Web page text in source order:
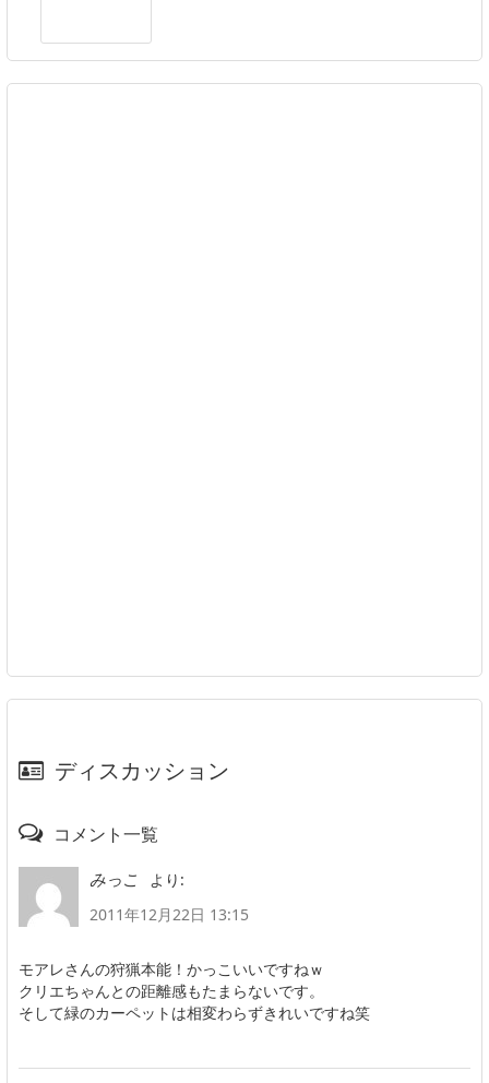
ディスカッション
コメント一覧
みっこ
より:
2011年12月22日 13:15
モアレさんの狩猟本能！かっこいいですねｗ
クリエちゃんとの距離感もたまらないです。
そして緑のカーペットは相変わらずきれいですね笑